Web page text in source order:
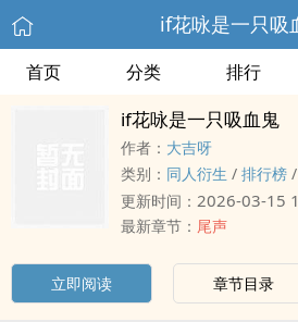
if花咏是一只吸
首页 分类 排行
if花咏是一只吸血鬼
作者： 大吉呀
类别： ‍同‍‎‌人‌‍‎衍生 / 排行榜 /
更新时间： 2026-03-15
最新章节： 尾声
立即阅读 章节目录